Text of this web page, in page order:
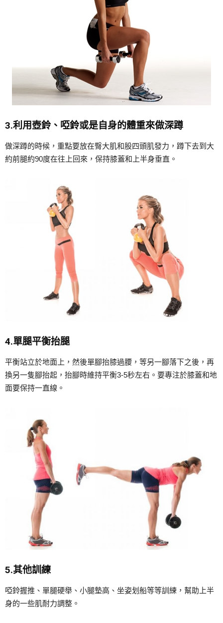
3.利用壺鈴、啞鈴或是自身的體重來做深蹲
做深蹲的時候，重點要放在臀大肌和股四頭肌發力，蹲下去到大
約前腿約90度在往上回來，保持膝蓋和上半身垂直。
4.單腿平衡抬腿
平衡站立於地面上，然後單腳抬膝過腰，等另一腳落下之後，再
換另一隻腳抬起，抬腳時維持平衡3-5秒左右。要專注於膝蓋和地
面要保持一直線。
5.其他訓練
啞鈴握推、單腿硬舉、小腿墊高、坐姿划船等等訓練，幫助上半
身的一些肌耐力調整。